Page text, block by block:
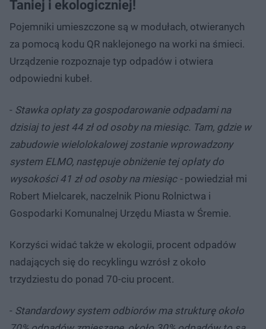
Taniej i ekologiczniej!
Pojemniki umieszczone są w modułach, otwieranych
za pomocą kodu QR naklejonego na worki na śmieci.
Urządzenie rozpoznaje typ odpadów i otwiera
odpowiedni kubeł.
- Stawka opłaty za gospodarowanie odpadami na
dzisiaj to jest 44 zł od osoby na miesiąc. Tam, gdzie w
zabudowie wielolokalowej zostanie wprowadzony
system ELMO, następuje obniżenie tej opłaty do
wysokości 41 zł od osoby na miesiąc - powiedział mi
Robert Mielcarek, naczelnik Pionu Rolnictwa i
Gospodarki Komunalnej Urzędu Miasta w Śremie.
Korzyści widać także w ekologii, procent odpadów
nadających się do recyklingu wzrósł z około
trzydziestu do ponad 70-ciu procent.
- Standardowy system odbiorów ma strukturę około